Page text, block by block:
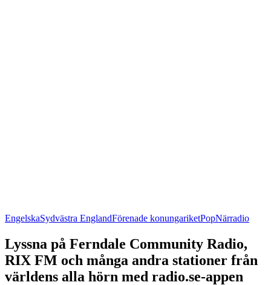
EngelskaSydvästra EnglandFörenade konungariketPopNärradio
Lyssna på Ferndale Community Radio,
RIX FM och många andra stationer från
världens alla hörn med radio.se-appen